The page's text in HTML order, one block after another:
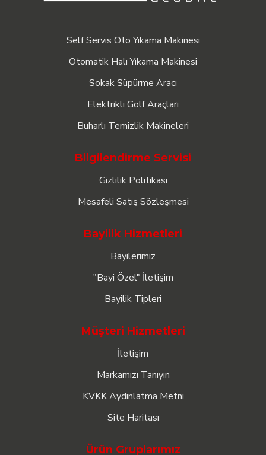
Self Servis Oto Yıkama Makinesi
Otomatik Halı Yıkama Makinesi
Sokak Süpürme Aracı
Elektrikli Golf Araçları
Buharlı Temizlik Makineleri
Bilgilendirme Servisi
Gizlilik Politikası
Mesafeli Satış Sözleşmesi
Bayilik Hizmetleri
Bayilerimiz
"Bayi Özel" İletişim
Bayilik Tipleri
Müşteri Hizmetleri
İletişim
Markamızı Tanıyın
KVKK Aydınlatma Metni
Site Haritası
Ürün Gruplarımız